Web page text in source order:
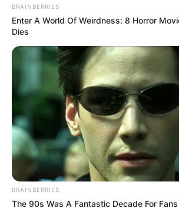
Luminária de Mesa com Pote de
Materiais Necessários
Passo 1: Pinte os filtros de papel
Passo 2: Faça a técnica de
Passo 3: Finalize a peça
Luminária de Mesa com
Materiais Necessários
Vidro de conserva limpo, seco e
(veja como tirar o rótulo)
Filtros de papel novos
Tintas aquarela
BRAINBERRIES
Enter A World Of Weirdness: 8 Horror
Dies
BRAINBERRIES
The 90s Was A Fantastic Decade For